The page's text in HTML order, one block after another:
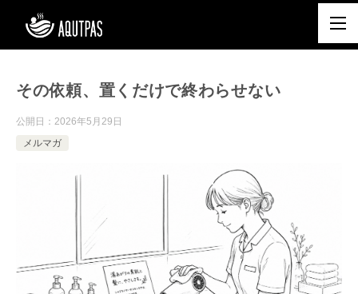
その依頼、置くだけで終わらせない
公開日： 2026年5月29日
メルマガ